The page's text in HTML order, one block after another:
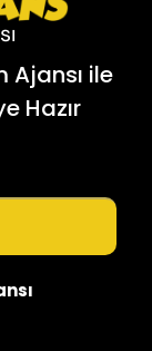
Ajansı ile
Hazır